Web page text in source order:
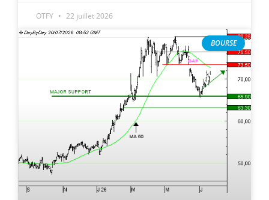
OTFY 22 juillet 2026
BOURSE